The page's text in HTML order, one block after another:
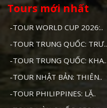
Tours mới nhất
-TOUR WORLD CUP 2026:..
-TOUR TRUNG QUỐC: TRƯ..
-TOUR TRUNG QUỐC: KHA..
-TOUR NHẬT BẢN: THIÊN..
-TOUR PHILIPPINES: LẶ..